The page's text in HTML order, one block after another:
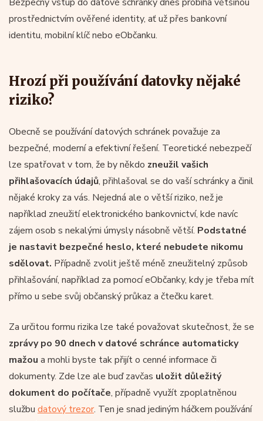
prostřednictvím ověřené identity, ať už přes bankovní
identitu, mobilní klíč nebo eObčanku.
Hrozí při používání datovky nějaké
riziko?
Obecně se používání datových schránek považuje za
bezpečné, moderní a efektivní řešení. Teoretické nebezpečí
lze spatřovat v tom, že by někdo zneužil vašich
přihlašovacích údajů, přihlašoval se do vaší schránky a činil
nějaké kroky za vás. Nejedná ale o větší riziko, než je
například zneužití elektronického bankovnictví, kde navíc
zájem osob s nekalými úmysly násobně větší. Podstatné
je nastavit bezpečné heslo, které nebudete nikomu
sdělovat. Případně zvolit ještě méně zneužitelný způsob
přihlašování, například za pomocí eObčanky, kdy je třeba mít
přímo u sebe svůj občanský průkaz a čtečku karet.
Za určitou formu rizika lze také považovat skutečnost, že se
zprávy po 90 dnech v datové schránce automaticky
mažou a mohli byste tak přijít o cenné informace či
dokumenty. Zde lze ale buď zavčas uložit důležitý
dokument do počítače, případně využít zpoplatněnou
službu datový trezor. Ten je snad jediným háčkem používání